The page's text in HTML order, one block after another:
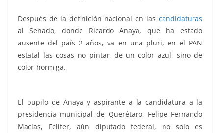
Después de la definición nacional en las candidaturas
al Senado, donde Ricardo Anaya, que ha estado
ausente del país 2 años, va en una pluri, en el PAN
estatal las cosas no pintan de un color azul, sino de
color hormiga.
El pupilo de Anaya y aspirante a la candidatura a la
presidencia municipal de Querétaro, Felipe Fernando
Macías, Felifer, aún diputado federal, no solo es